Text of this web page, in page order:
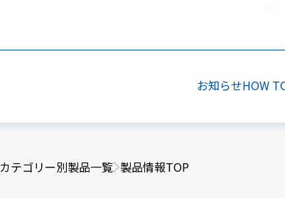
お知らせHOW
カテゴリー別製品一覧 製品情報TOP